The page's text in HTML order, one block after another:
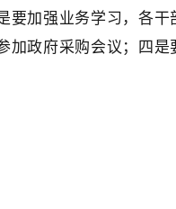
要加强业务学习，各
加政府采购会议；四